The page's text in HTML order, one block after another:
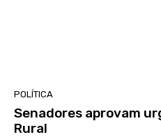
POLÍTICA
Senadores aprovam
Rural